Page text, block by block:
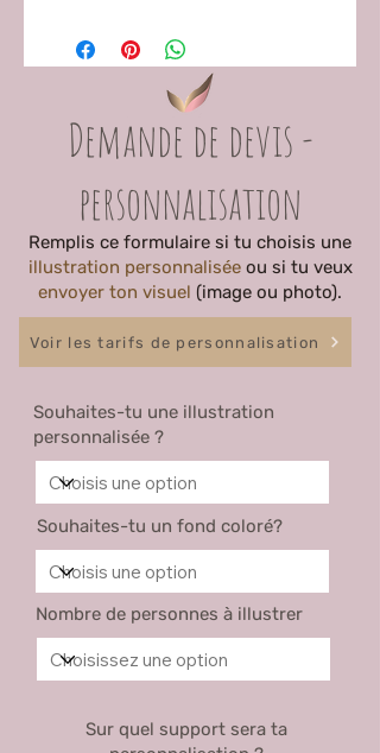
Demande de devis -
personnalisation
Remplis ce formulaire si tu choisis une
illustration personnaliséeou si tu veux
envoyer ton visuel (image ou photo).
Voir les tarifs de personnalisation
Souhaites-tu une illustration
personnalisée ?
Souhaites-tu un fond coloré?
Nombre de personnes à illustrer
Sur quel support sera ta